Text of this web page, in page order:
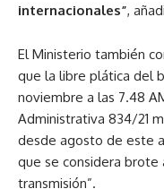
internacionales”,
El Ministerio también
que la libre plática del
noviembre a las 7.48
Administrativa 834/21
desde agosto de este
que se considera brote
transmisión”.